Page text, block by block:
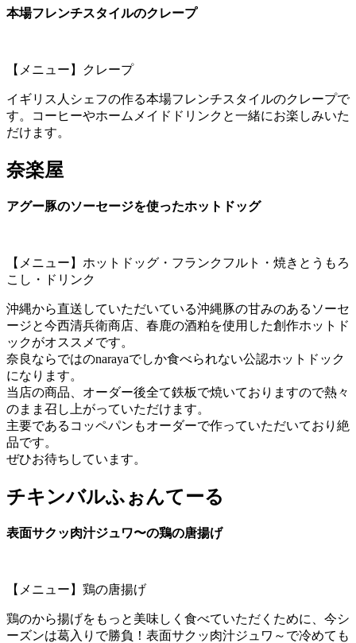
本場フレンチスタイルのクレープ
【メニュー】クレープ
イギリス人シェフの作る本場フレンチスタイルのクレープで
す。コーヒーやホームメイドドリンクと一緒にお楽しみいた
だけます。
奈楽屋
アグー豚のソーセージを使ったホットドッグ
【メニュー】ホットドッグ・フランクフルト・焼きとうもろ
こし・ドリンク
沖縄から直送していただいている沖縄豚の甘みのあるソーセ
ージと今西清兵衛商店、春鹿の酒粕を使用した創作ホットド
ックがオススメです。
奈良ならではのnarayaでしか食べられない公認ホットドック
になります。
当店の商品、オーダー後全て鉄板で焼いておりますので熱々
のまま召し上がっていただけます。
主要であるコッペパンもオーダーで作っていただいており絶
品です。
ぜひお待ちしています。
チキンバルふぉんてーる
表面サクッ肉汁ジュワ〜の鶏の唐揚げ
【メニュー】鶏の唐揚げ
鶏のから揚げをもっと美味しく食べていただくために、今シ
ーズンは葛入りで勝負！表面サクッ肉汁ジュワ～で冷めても